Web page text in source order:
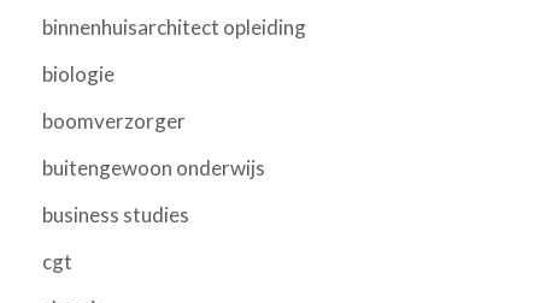
binnenhuisarchitect opleiding
biologie
boomverzorger
buitengewoon onderwijs
business studies
cgt